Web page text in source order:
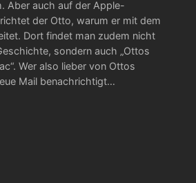
Aber auch auf der Apple-
der Otto, warum er mit dem
Dort findet man zudem nicht
sondern auch „Ottos
Wer also lieber von Ottos
Mail benachrichtigt…